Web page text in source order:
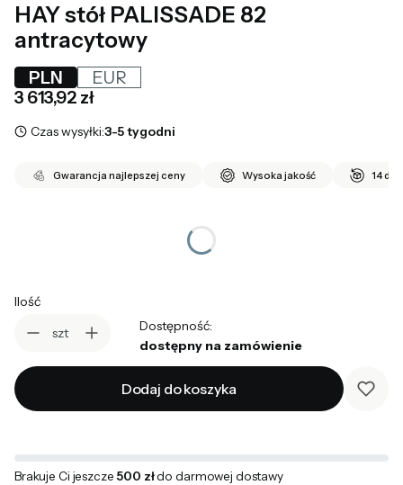
HAY stół PALISSADE 82
antracytowy
PLN
EUR
Cena
3 613,92 zł
Czas wysyłki:3-5 tygodni
Gwarancja najlepszej ceny Wysoka jakość 14 dni
Ilość
szt
Dostępność:
dostępny na zamówienie
Dodaj do koszyka
Brakuje Ci jeszcze 500 złdo darmowej dostawy